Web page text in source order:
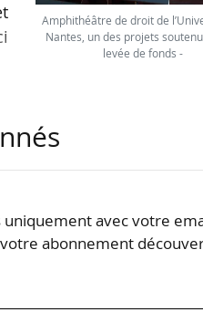
Amphithéâtre de droit de
Nantes, un des projets
levée de fonds -
avec votre
abonnement